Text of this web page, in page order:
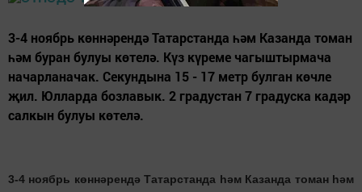
3-4 ноябрь көннәрендә Татарстанда һәм Казанда томан
һәм буран булуы көтелә. Күз күреме чагыштырмача
начарланачак. Секундына 15 - 17 метр булган көчле
җил. Юлларда бозлавык. 2 градустан 7 градуска кадәр
салкын булуы көтелә.
3-4 ноябрь көннәрендә Татарстанда һәм Казанда томан һәм